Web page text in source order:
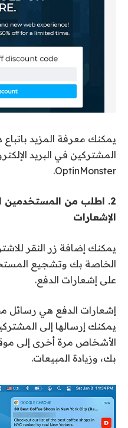
يمكنك معرفة المزيد باتباع
OptinMonster.
2. اطلب من المستخدمين
الإشعارات
يمكنك إضافة زر النقر
الخاصة بك وتشجيع
على إشعارات الدفع.
إشعارات الدفع هي
يمكنك إرسالها إلى
الأشخاص مرة أخرى إلى
بك، وزيادة المبيعات.